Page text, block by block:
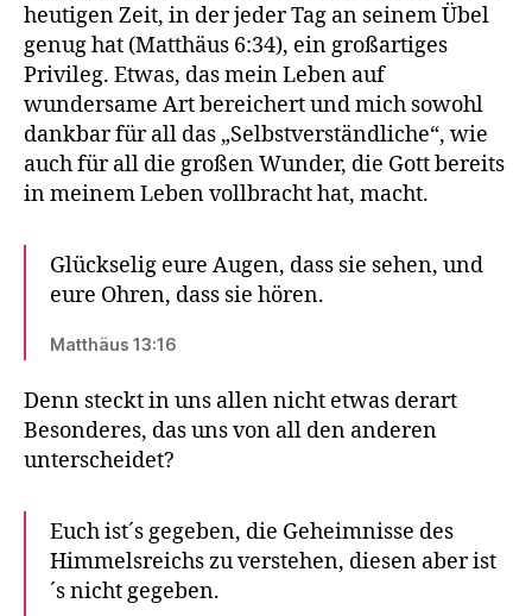
heutigen Zeit, in der jeder Tag an seinem Übel
genug hat (Matthäus 6:34), ein großartiges
Privileg. Etwas, das mein Leben auf
wundersame Art bereichert und mich sowohl
dankbar für all das „Selbstverständliche“, wie
auch für all die großen Wunder, die Gott bereits
in meinem Leben vollbracht hat, macht.
Glückselig eure Augen, dass sie sehen, und
eure Ohren, dass sie hören.
Matthäus 13:16
Denn steckt in uns allen nicht etwas derart
Besonderes, das uns von all den anderen
unterscheidet?
Euch ist´s gegeben, die Geheimnisse des
Himmelsreichs zu verstehen, diesen aber ist
´s nicht gegeben.